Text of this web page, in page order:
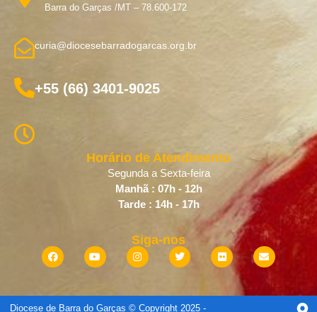
Barra do Garças /MT – 78.600-172
curia@diocesebarradogarcas.org.br
+55 (66) 3401-9025
Horário de Atendimento
Segunda a Sexta-feira
Manhã : 07h - 12h
Tarde : 14h - 17h
Siga-nos
Diocese de Barra do Garças © Copyright 2025 -